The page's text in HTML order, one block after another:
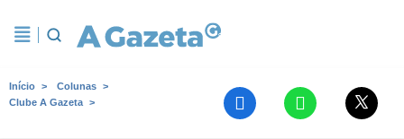
Início
Colunas
Clube A Gazeta